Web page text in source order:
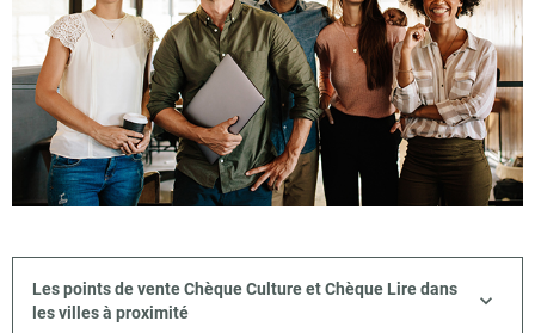
Les points de vente Chèque Culture et Chèque Lire dans
les villes à proximité